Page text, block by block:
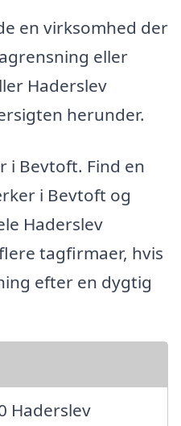
en virksomhed der
eller
Haderslev
herunder.
i Bevtoft. Find en
i Bevtoft og
Haderslev
tagfirmaer, hvis
efter en dygtig
Haderslev